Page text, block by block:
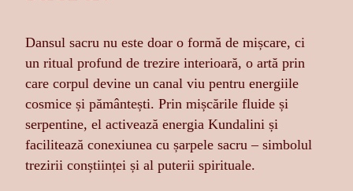
Dansul sacru nu este doar o formă de mișcare, ci
un ritual profund de trezire interioară, o artă prin
care corpul devine un canal viu pentru energiile
cosmice și pământești. Prin mișcările fluide și
serpentine, el activează energia Kundalini și
facilitează conexiunea cu șarpele sacru – simbolul
trezirii conștiinței și al puterii spirituale.